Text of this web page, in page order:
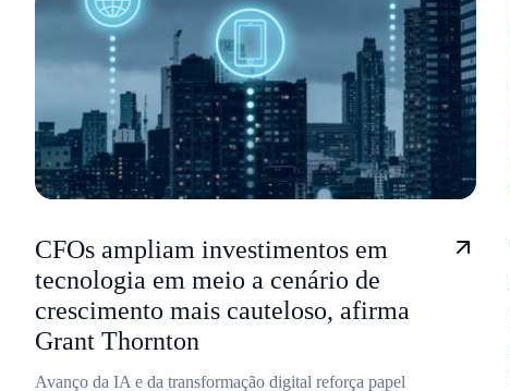
CFOs ampliam investimentos em
tecnologia em meio a cenário de
crescimento mais cauteloso, afirma
Grant Thornton
Avanço da IA e da transformação digital reforça papel